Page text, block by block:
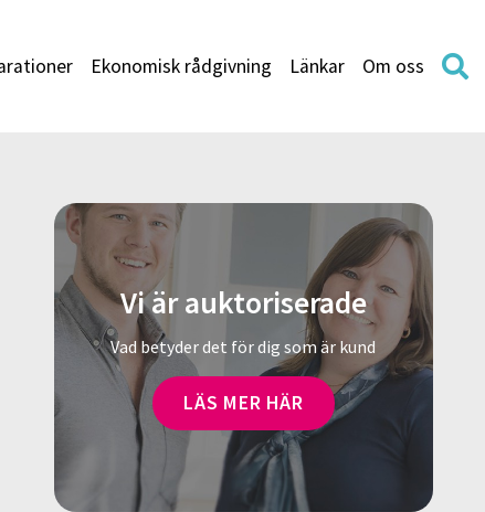
Ekonomisk rådgivning Länkar Om oss
Vi är auktoriserade
Vad betyder det för dig som är kund
LÄS MER HÄR